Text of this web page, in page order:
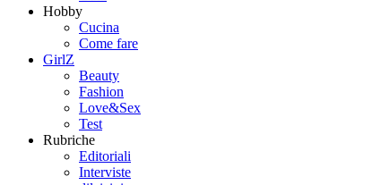
Hobby
Cucina
Come fare
GirlZ
Beauty
Fashion
Love&Sex
Test
Rubriche
Editoriali
Interviste